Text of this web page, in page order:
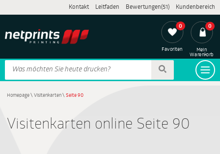
Kontakt Leitfaden Bewertungen(51) Kundenbereich
0
Favoriten
0
Mein
Warenkorb
Homepage\ Visitenkarten\ Seite 90
Visitenkarten online Seite 90